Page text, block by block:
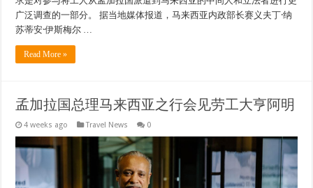
广泛调查的一部分。 据当地媒体报道，马来西亚内政部长赛义夫丁·纳
苏蒂安·伊斯梅尔 …
Read More »
孟加拉国总理马来西亚之行会见劳工大亨阿明
4 weeks ago Travel News 0